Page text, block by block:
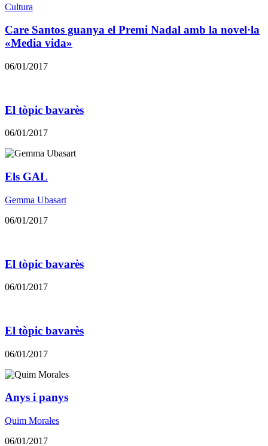
Cultura
Care Santos guanya el Premi Nadal amb la novel·la
«Media vida»
06/01/2017
El tòpic bavarès
06/01/2017
Els GAL
Gemma Ubasart
06/01/2017
El tòpic bavarès
06/01/2017
El tòpic bavarès
06/01/2017
Anys i panys
Quim Morales
06/01/2017